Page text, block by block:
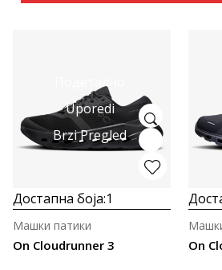
Подетално
Uporedi
Brzi Pregled
Достапна боја:1
On Cloudrunner 3
Машки патики
On